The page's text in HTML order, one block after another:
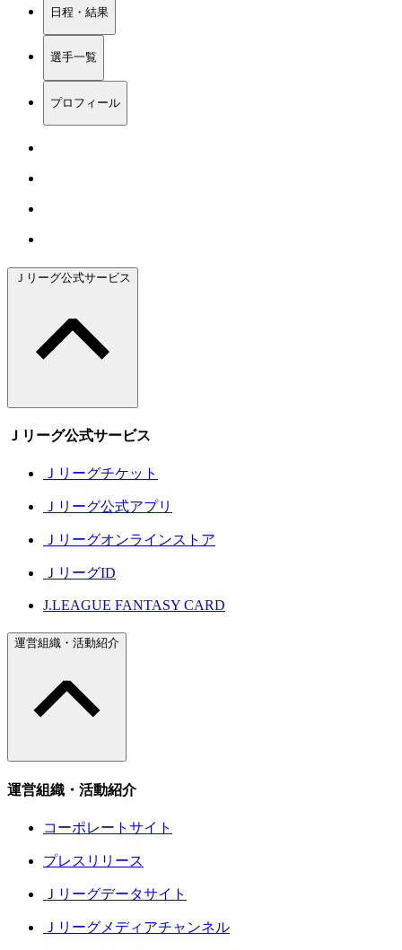
日程・結果
選手一覧
プロフィール
Ｊリーグ公式サービス
Ｊリーグ公式サービス
Ｊリーグチケット
Ｊリーグ公式アプリ
Ｊリーグオンラインストア
ＪリーグID
J.LEAGUE FANTASY CARD
運営組織・活動紹介
運営組織・活動紹介
コーポレートサイト
プレスリリース
Ｊリーグデータサイト
Ｊリーグメディアチャンネル